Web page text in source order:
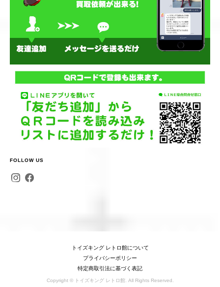
FOLLOW US
トイズキング レトロ館について
プライバシーポリシー
特定商取引法に基づく表記
Copyright © トイズキング レトロ館. All Rights Reserved.